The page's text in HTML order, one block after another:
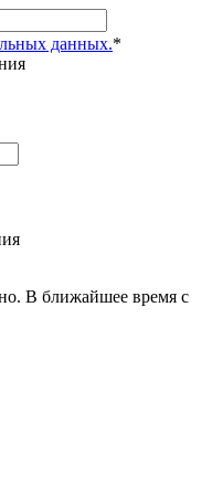
данных.*
В ближайшее время с